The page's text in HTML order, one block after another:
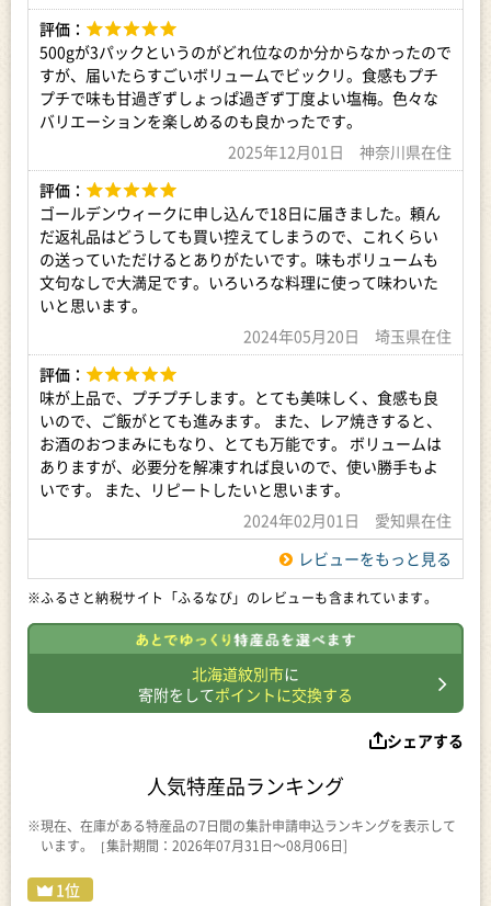
評価：
500gが3パックというのがどれ位なのか分からなかったので
すが、届いたらすごいボリュームでビックリ。食感もプチ
プチで味も甘過ぎずしょっぱ過ぎず丁度よい塩梅。色々な
バリエーションを楽しめるのも良かったです。
2025年12月01日 神奈川県在住
評価：
ゴールデンウィークに申し込んで18日に届きました。頼ん
だ返礼品はどうしても買い控えてしまうので、これくらい
の送っていただけるとありがたいです。味もボリュームも
文句なしで大満足です。いろいろな料理に使って味わいた
いと思います。
2024年05月20日 埼玉県在住
評価：
味が上品で、プチプチします。とても美味しく、食感も良
いので、ご飯がとても進みます。 また、レア焼きすると、
お酒のおつまみにもなり、とても万能です。 ボリュームは
ありますが、必要分を解凍すれば良いので、使い勝手もよ
いです。 また、リピートしたいと思います。
2024年02月01日 愛知県在住
レビューをもっと見る
※ふるさと納税サイト「ふるなび」のレビューも含まれています。
北海道紋別市に
寄附をしてポイントに交換する
シェアする
人気特産品ランキング
※現在、在庫がある特産品の7日間の集計申請申込ランキングを表示して
います。［集計期間：2026年07月31日～08月06日]